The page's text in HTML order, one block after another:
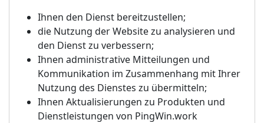
Ihnen den Dienst bereitzustellen;
die Nutzung der Website zu analysieren und
den Dienst zu verbessern;
Ihnen administrative Mitteilungen und
Kommunikation im Zusammenhang mit Ihrer
Nutzung des Dienstes zu übermitteln;
Ihnen Aktualisierungen zu Produkten und
Dienstleistungen von PingWin.work